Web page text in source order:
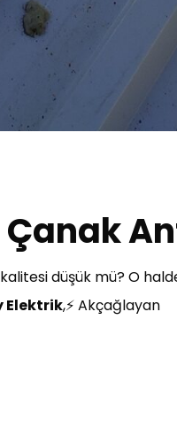
Çanak
düşük mü? O
Elektrik,⚡ Akçağlayan